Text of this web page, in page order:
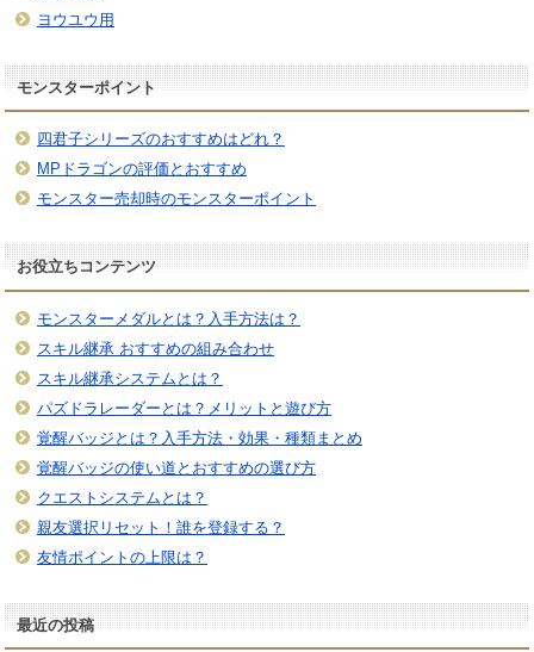
ヨウユウ用
モンスターポイント
四君子シリーズのおすすめはどれ？
MPドラゴンの評価とおすすめ
モンスター売却時のモンスターポイント
お役立ちコンテンツ
モンスターメダルとは？入手方法は？
スキル継承 おすすめの組み合わせ
スキル継承システムとは？
パズドラレーダーとは？メリットと遊び方
覚醒バッジとは？入手方法・効果・種類まとめ
覚醒バッジの使い道とおすすめの選び方
クエストシステムとは？
親友選択リセット！誰を登録する？
友情ポイントの上限は？
最近の投稿